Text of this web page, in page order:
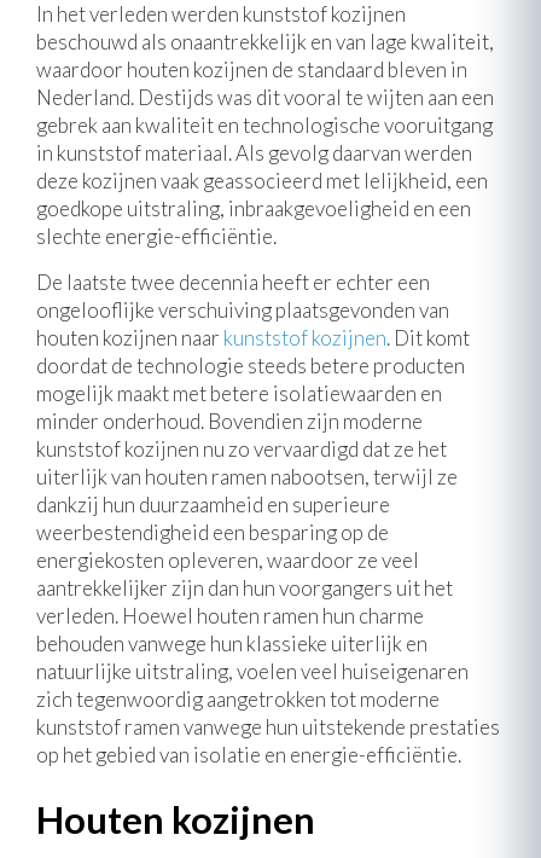
In het verleden werden kunststof kozijnen
beschouwd als onaantrekkelijk en van lage kwaliteit,
waardoor houten kozijnen de standaard bleven in
Nederland. Destijds was dit vooral te wijten aan een
gebrek aan kwaliteit en technologische vooruitgang
in kunststof materiaal. Als gevolg daarvan werden
deze kozijnen vaak geassocieerd met lelijkheid, een
goedkope uitstraling, inbraakgevoeligheid en een
slechte energie-efficiëntie.
De laatste twee decennia heeft er echter een
ongelooflijke verschuiving plaatsgevonden van
houten kozijnen naar kunststof kozijnen. Dit komt
doordat de technologie steeds betere producten
mogelijk maakt met betere isolatiewaarden en
minder onderhoud. Bovendien zijn moderne
kunststof kozijnen nu zo vervaardigd dat ze het
uiterlijk van houten ramen nabootsen, terwijl ze
dankzij hun duurzaamheid en superieure
weerbestendigheid een besparing op de
energiekosten opleveren, waardoor ze veel
aantrekkelijker zijn dan hun voorgangers uit het
verleden. Hoewel houten ramen hun charme
behouden vanwege hun klassieke uiterlijk en
natuurlijke uitstraling, voelen veel huiseigenaren
zich tegenwoordig aangetrokken tot moderne
kunststof ramen vanwege hun uitstekende prestaties
op het gebied van isolatie en energie-efficiëntie.
Houten kozijnen